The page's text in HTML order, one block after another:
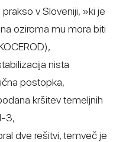
v Sloveniji, »ki je
oziroma mu mora biti
nista
postopka,
kršitev temeljnih
3,
dve rešitvi, temveč je